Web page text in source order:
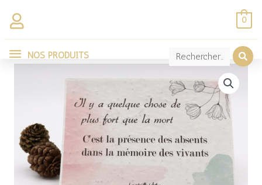
contenu
NOS
NOS PRODUITS
0
planter
"Mémoire